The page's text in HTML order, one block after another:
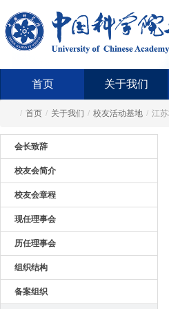
首页 关于我们
/ 首页 / 关于我们 / 校友活动基地 / 江
会长致辞
校友会简介
校友会章程
现任理事会
历任理事会
组织结构
备案组织